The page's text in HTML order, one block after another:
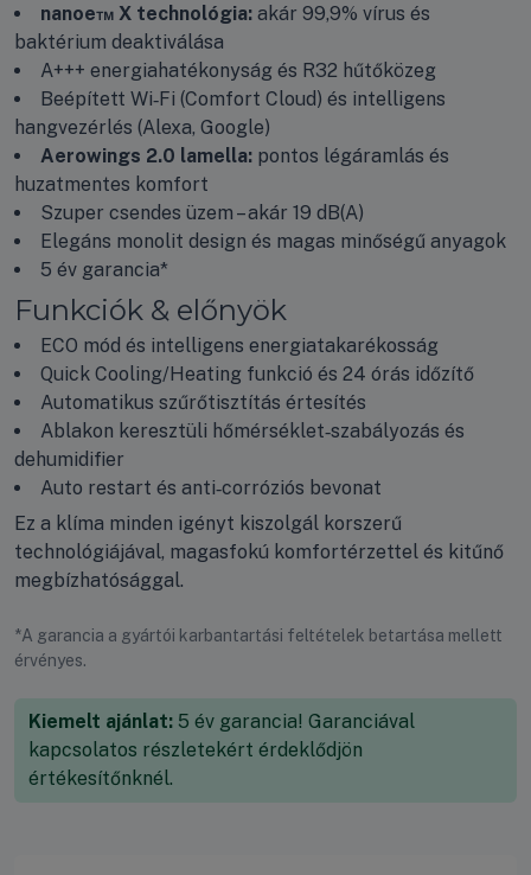
nanoe™ X technológia: akár 99,9% vírus és
baktérium deaktiválása
A+++ energiahatékonyság és R32 hűtőközeg
Beépített Wi‑Fi (Comfort Cloud) és intelligens
hangvezérlés (Alexa, Google)
Aerowings 2.0 lamella: pontos légáramlás és
huzatmentes komfort
Szuper csendes üzem – akár 19 dB(A)
Elegáns monolit design és magas minőségű anyagok
5 év garancia*
Funkciók & előnyök
ECO mód és intelligens energia­takarékosság
Quick Cooling/Heating funkció és 24 órás időzítő
Automatikus szűrőtisztítás értesítés
Ablakon keresztüli hőmérséklet‑szabályozás és
dehumidifier
Auto restart és anti‑corróziós bevonat
Ez a klíma minden igényt kiszolgál korszerű
technológiájával, magasfokú komfortérzettel és kitűnő
megbízhatósággal.
*A garancia a gyártói karbantartási feltételek betartása mellett
érvényes.
Kiemelt ajánlat: 5 év garancia! Garanciával
kapcsolatos részletekért érdeklődjön
értékesítőnknél.